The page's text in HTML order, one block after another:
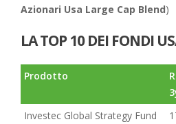
Azionari Usa Large Cap Blend)
LA TOP 10 DEI FONDI
Prodotto
Investec Global Strategy Fund